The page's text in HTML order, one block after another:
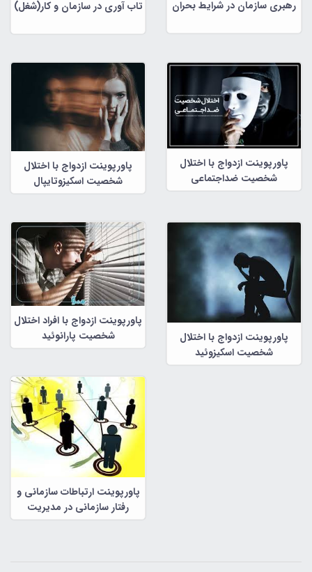
رهبری سازمان در شرایط بحران تاب آوری در سازمان و کار(شغل)
پاورپوینت ازدواج با اختلال
شخصیت ضداجتماعی
پاورپوینت ازدواج با اختلال
شخصیت اسکیزوتایپال
پاورپوینت ازدواج با اختلال
شخصیت اسکیزوئید
پاورپوینت ازدواج با افراد اختلال
شخصیت پارانوئید
پاورپوینت ارتباطات سازمانی و
رفتار سازمانی در مدیریت
سازمانی